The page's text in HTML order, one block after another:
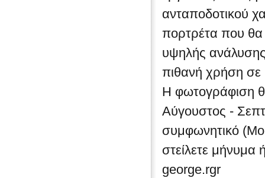
ανταποδοτικού
πορτρέτα που
υψηλής
πιθανή χρήση
Η φωτογράφιση
Αύγουστος -
συμφωνητικό
στείλετε μήνυμα
george.rgr